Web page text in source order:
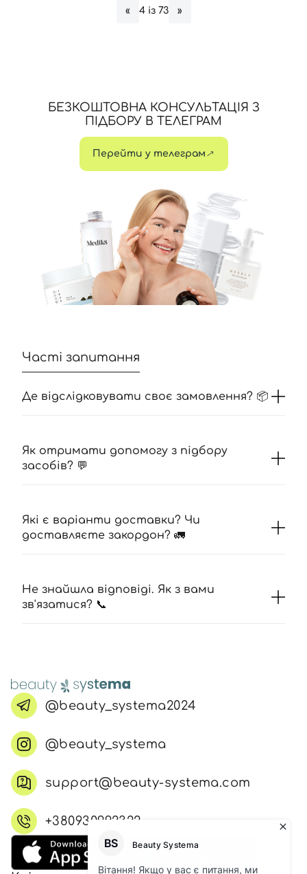
« 4 із 73 »
БЕЗКОШТОВНА КОНСУЛЬТАЦІЯ З
ПІДБОРУ В ТЕЛЕГРАМ
Перейти у телеграм
Часті запитання
Де відслідковувати своє замовлення? 📦
Як отримати допомогу з підбору
засобів? 💬
Які є варіанти доставки? Чи
доставляєте закордон? 🚛
Не знайшла відповіді. Як з вами
зв'язатися? 📞
@beauty_systema2024
@beauty_systema
support@beauty-systema.com
+380930992322